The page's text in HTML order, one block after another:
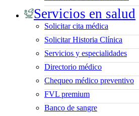
Servicios en salud
Solicitar cita médica
Solicitar Historia Clínica
Servicios y especialidades
Directorio médico
Chequeo médico preventivo
FVL premium
Banco de sangre